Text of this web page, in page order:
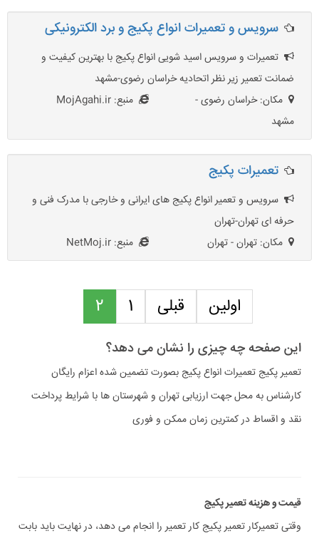
سرویس و تعمیرات انواع پکیج و برد الکترونیکی
تعمیرات و سرویس اسید شویی انواع پکیج با بهترین کیفیت و
ضمانت تعمیر زیر نظر اتحادیه خراسان رضوی-مشهد
مکان: خراسان رضوی -
مشهد
منبع: MojAgahi.ir
تعمیرات پکیج
سرویس و تعمیر انواع پکیج های ایرانی و خارجی با مدرک فنی و
حرفه ای تهران-تهران
مکان: تهران - تهران
منبع: NetMoj.ir
اولین قبلی 1
2
این صفحه چه چیزی را نشان می دهد؟
تعمیر پکیج تعمیرات انواع پکیج بصورت تضمین شده اعزام رایگان
کارشناس به محل جهت ارزیابی تهران و شهرستان ها با شرایط پرداخت
نقد و اقساط در کمترین زمان ممکن و فوری
قیمت و هزینه تعمیر پکیج
وقتی تعمیرکار تعمیر پکیج کار تعمیر را انجام می دهد، در نهایت باید بابت